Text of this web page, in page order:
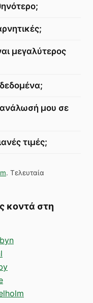
μεγαλύτερος
μου σε
τιμές;
. Τελευταία
κοντά στη